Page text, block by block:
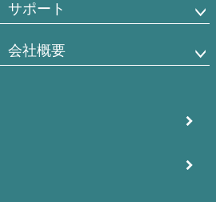
サポート
会社概要